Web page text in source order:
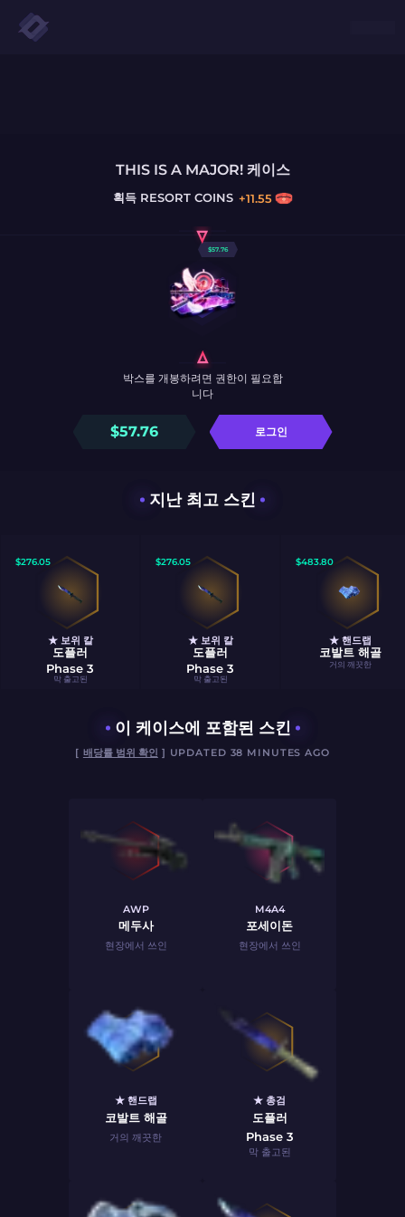
THIS IS A MAJOR! 케이스
획득RESORT COINS +11.55
$57.76
$57.76 로그인
박스를 개봉하려면 권한이 필요합
니다
지난 최고 스킨
$276.05
★ 보위 칼
도플러
Phase 3
막 출고된
$276.05
★ 보위 칼
도플러
Phase 3
막 출고된
$483.80
★ 핸드랩
코발트 해골
거의 깨끗한
이 케이스에 포함된 스킨
[ 배당률 범위 확인 ] UPDATED 38 MINUTES AGO
AWP
메두사
현장에서 쓰인
M4A4
포세이돈
현장에서 쓰인
★ 핸드랩
코발트 해골
거의 깨끗한
★ 총검
도플러
Phase 3
막 출고된